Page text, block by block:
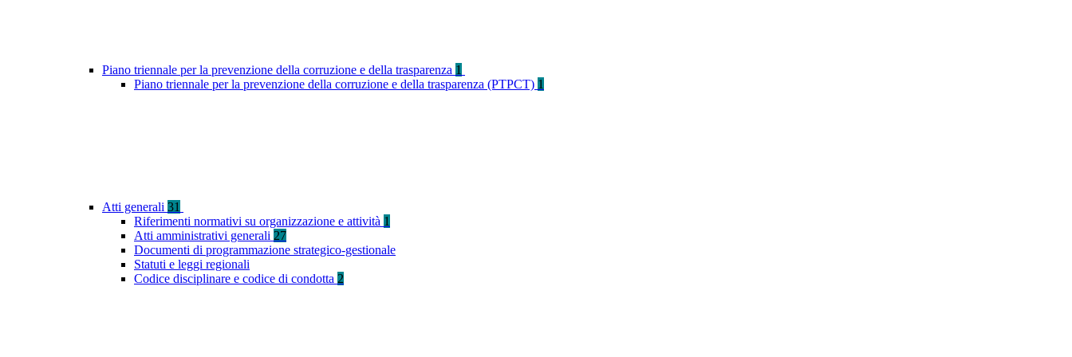
Piano triennale per la prevenzione della corruzione e della trasparenza 1
Piano triennale per la prevenzione della corruzione e della trasparenza (PTPCT) 1
Atti generali 31
Riferimenti normativi su organizzazione e attività 1
Atti amministrativi generali 27
Documenti di programmazione strategico-gestionale
Statuti e leggi regionali
Codice disciplinare e codice di condotta 2